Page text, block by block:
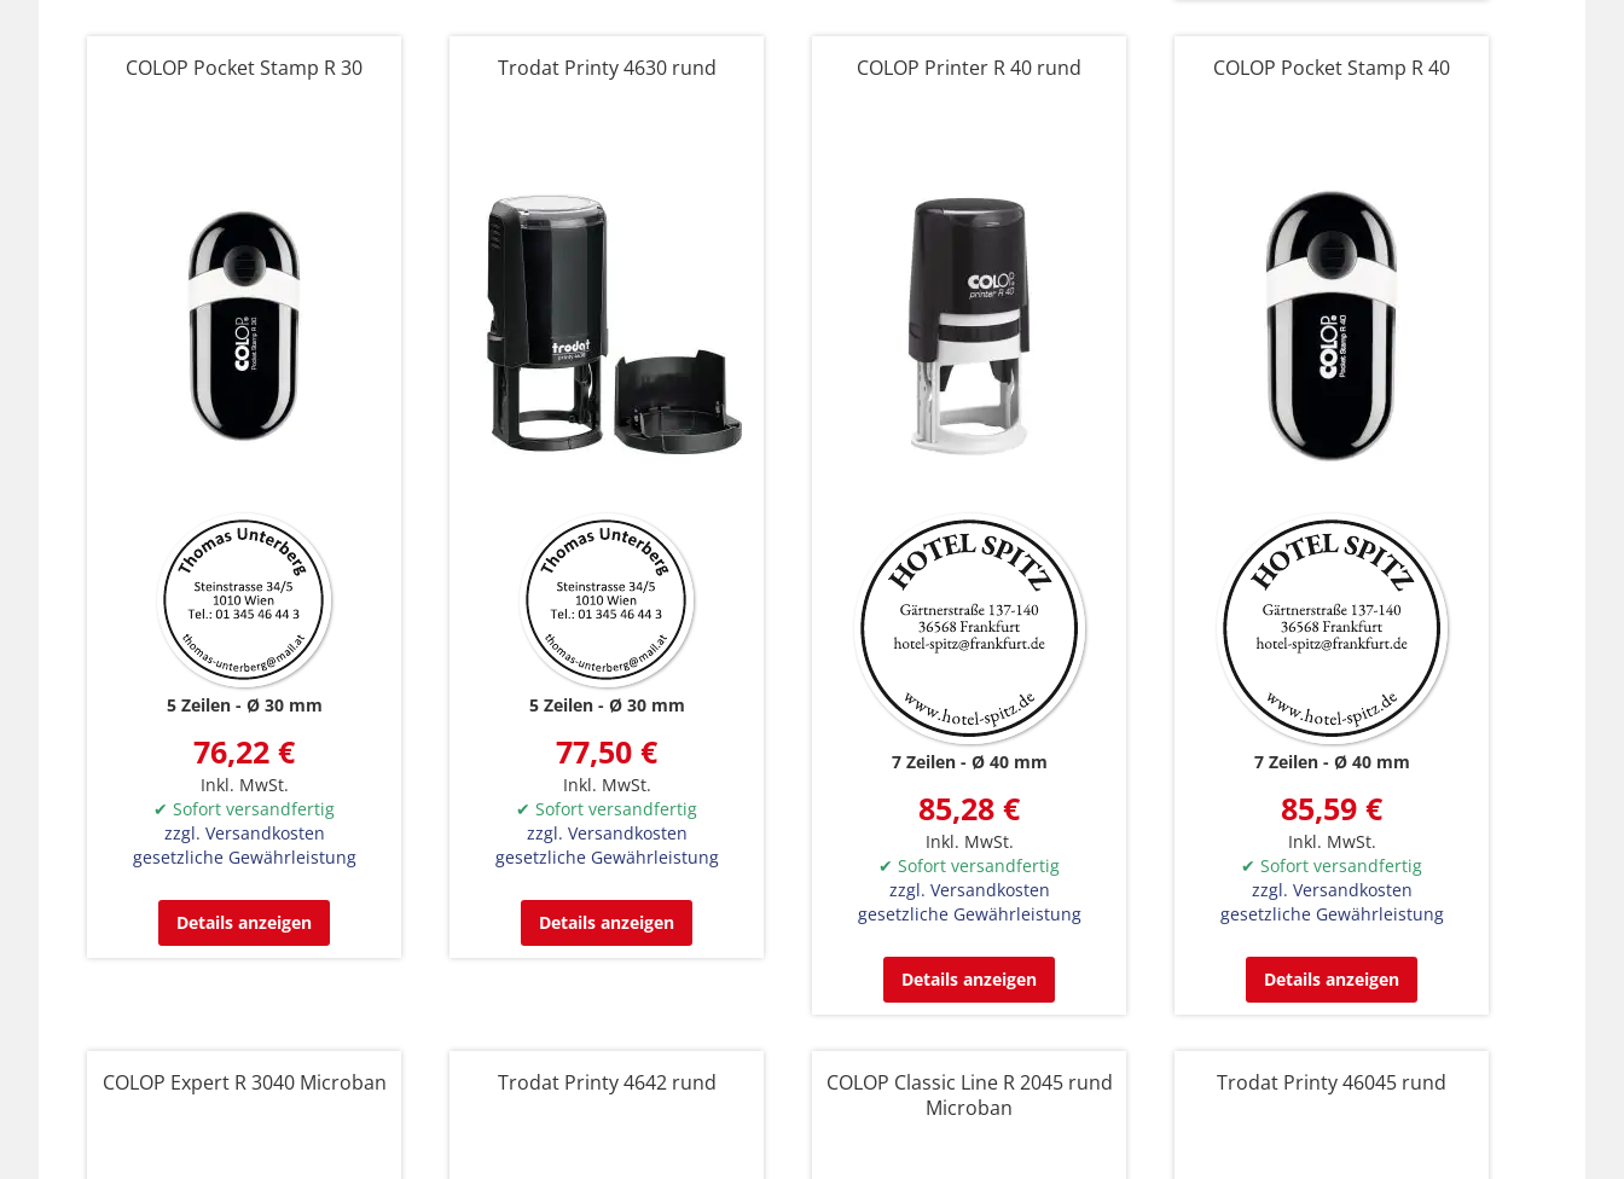
COLOP Pocket Stamp R 30
5 Zeilen Ø 30 mm
76,22 €
Inkl. MwSt.
✔ Sofort versandfertig
zzgl. Versandkosten
gesetzliche Gewährleistung
Details anzeigen
Trodat Printy 4630 rund
5 Zeilen Ø 30 mm
77,50 €
Inkl. MwSt.
✔ Sofort versandfertig
zzgl. Versandkosten
gesetzliche Gewährleistung
Details anzeigen
COLOP Printer R 40 rund
7 Zeilen Ø 40 mm
85,28 €
Inkl. MwSt.
✔ Sofort versandfertig
zzgl. Versandkosten
gesetzliche Gewährleistung
Details anzeigen
COLOP Pocket Stamp R 40
7 Zeilen Ø 40 mm
85,59 €
Inkl. MwSt.
✔ Sofort versandfertig
zzgl. Versandkosten
gesetzliche Gewährleistung
Details anzeigen
COLOP Expert R 3040 Microban Trodat Printy 4642 rund
COLOP Classic Line R 2045 rund
Microban
Trodat Printy 46045 rund